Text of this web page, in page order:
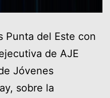
Punta del Este con
de AJE
Jóvenes
sobre la